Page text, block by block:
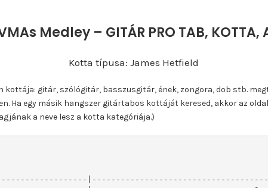
Medley – GITÁR PRO TAB, KOTTA,
Kotta típusa: James Hetfield
kottája: gitár, szólógitár, basszusgitár, ének, zongora, dob stb.
Ha egy másik hangszer gitártabos kottáját keresed, akkor az
a neve lesz a kotta kategóriája.)